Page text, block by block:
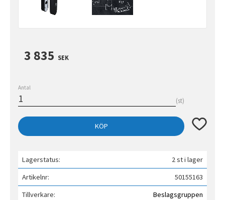
3 835 SEK
Antal
st
KÖP Lägg till
Lagerstatus
2 st i lager
Artikelnr
50155163
Tillverkare
Beslagsgruppen